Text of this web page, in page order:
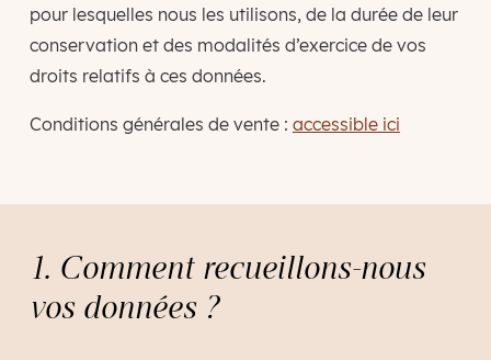
pour lesquelles nous les utilisons, de la durée de leur
conservation et des modalités d’exercice de vos
droits relatifs à ces données.
Conditions générales de vente : accessible ici
1. Comment recueillons-nous
vos données ?